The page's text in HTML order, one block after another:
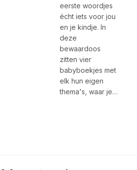
eerste woordjes
écht iets voor jou
en je kindje. In
deze
bewaardoos
zitten vier
babyboekjes met
elk hun eigen
thema's, waar je…